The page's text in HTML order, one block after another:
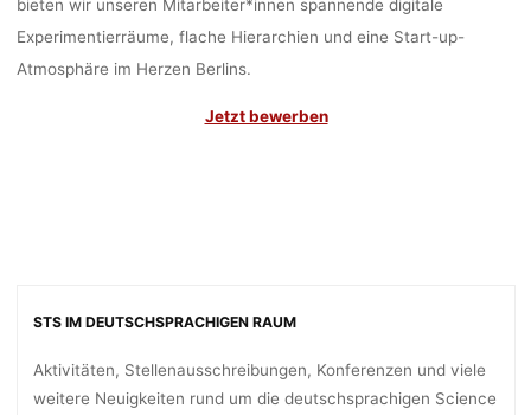
bieten wir unseren Mitarbeiter*innen spannende digitale
Experimentierräume, flache Hierarchien und eine Start-up-
Atmosphäre im Herzen Berlins.
Jetzt bewerben
STS IM DEUTSCHSPRACHIGEN RAUM
Aktivitäten, Stellenausschreibungen, Konferenzen und viele
weitere Neuigkeiten rund um die deutschsprachigen Science